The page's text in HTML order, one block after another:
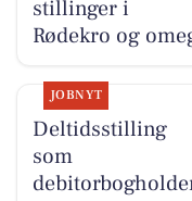
stillinger i
Rødekro og
JOBNYT
Deltidsstilling
som